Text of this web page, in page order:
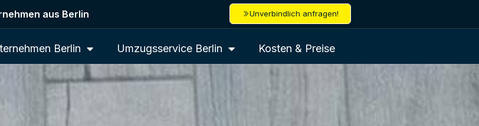
aus Berlin Unverbindlich anfragen!
Berlin Umzugsservice Berlin Kosten & Preise